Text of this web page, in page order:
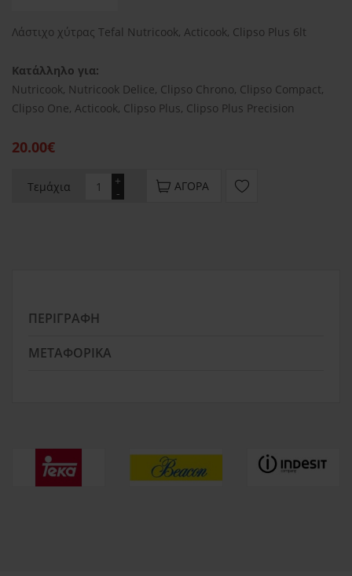
Λάστιχο χύτρας Tefal Nutricook, Acticook, Clipso Plus 6lt
Κατάλληλο για:
Nutricook, Nutricook Delice, Clipso Chrono, Clipso Compact,
Clipso One, Acticook, Clipso Plus, Clipso Plus Precision
20.00€
Τεμάχια -
+ ΑΓΟΡΆ
ΠΕΡΙΓΡΑΦΉ
ΜΕΤΑΦΟΡΙΚΆ